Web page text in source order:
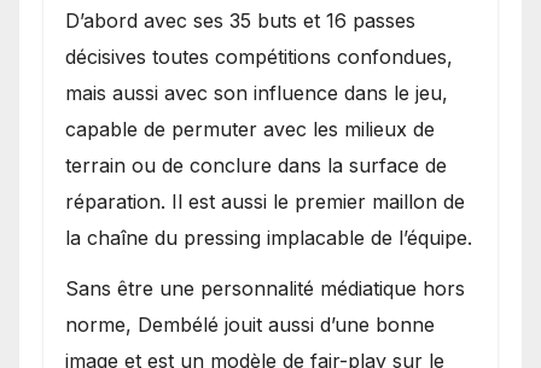
D’abord avec ses 35 buts et 16 passes
décisives toutes compétitions confondues,
mais aussi avec son influence dans le jeu,
capable de permuter avec les milieux de
terrain ou de conclure dans la surface de
réparation. Il est aussi le premier maillon de
la chaîne du pressing implacable de l’équipe.
Sans être une personnalité médiatique hors
norme, Dembélé jouit aussi d’une bonne
image et est un modèle de fair-play sur le